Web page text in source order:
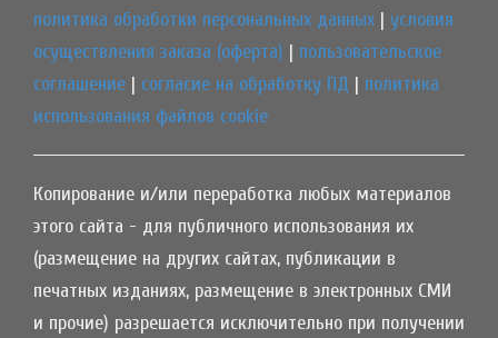
политика обработки персональных данных | условия
осуществления заказа (оферта) | пользовательское
соглашение | согласие на обработку ПД | политика
использования файлов cookie
Копирование и/или переработка любых материалов
этого сайта - для публичного использования их
(размещение на других сайтах, публикации в
печатных изданиях, размещение в электронных СМИ
и прочие) разрешается исключительно при получении